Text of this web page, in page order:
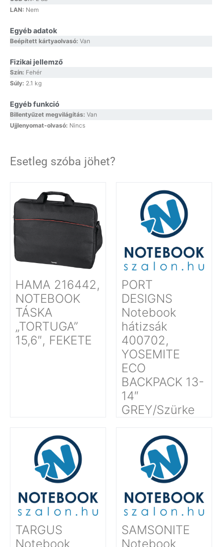
LAN: Nem
Egyéb adatok
Beépített kártyaolvasó: Van
Fizikai jellemző
Szín: Fehér
Súly: 2.1 kg
Egyéb funkció
Billentyűzet megvilágítás: Van
Ujjlenyomat-olvasó: Nincs
Esetleg szóba jöhet?
HAMA 216442,
NOTEBOOK
TÁSKA
„TORTUGA”
15,6″, FEKETE
PORT
DESIGNS
Notebook
hátizsák
400702,
YOSEMITE
ECO
BACKPACK 13-
14″
GREY/Szürke
TARGUS
Notebook
SAMSONITE
Notebook